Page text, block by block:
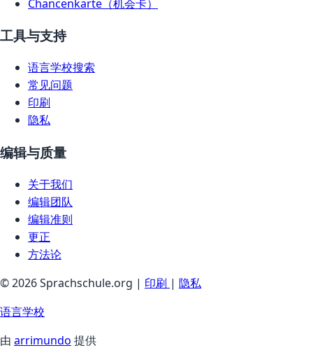
Chancenkarte（机会卡）
工具与支持
语言学校搜索
常见问题
印刷
隐私
编辑与质量
关于我们
编辑团队
编辑准则
更正
方法论
© 2026 Sprachschule.org | 印刷 | 隐私
语言学校
由 arrimundo 提供